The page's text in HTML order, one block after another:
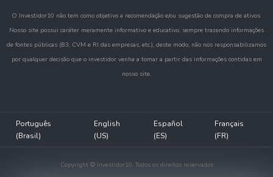
O Investidor10 não tem como objetivo a recomendação e/ou sugestão de compra de ativos.
Nosso site possui caráter meramente informativo e educativo, sempre trazendo informações
de fontes públicas (B3, CVM e RI das empresas, etc.), deste modo, não nos responsabilizamos
por qualquer decisão que o investidor venha a tomar a partir das informações contidas em
nosso site.
Português
(Brasil)
English
(US)
Español
(ES)
Français
(FR)
Copyright © Investidor10. Todos os direitos reservados